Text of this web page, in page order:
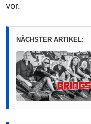
vor.
NÄCHSTER ARTIKEL: